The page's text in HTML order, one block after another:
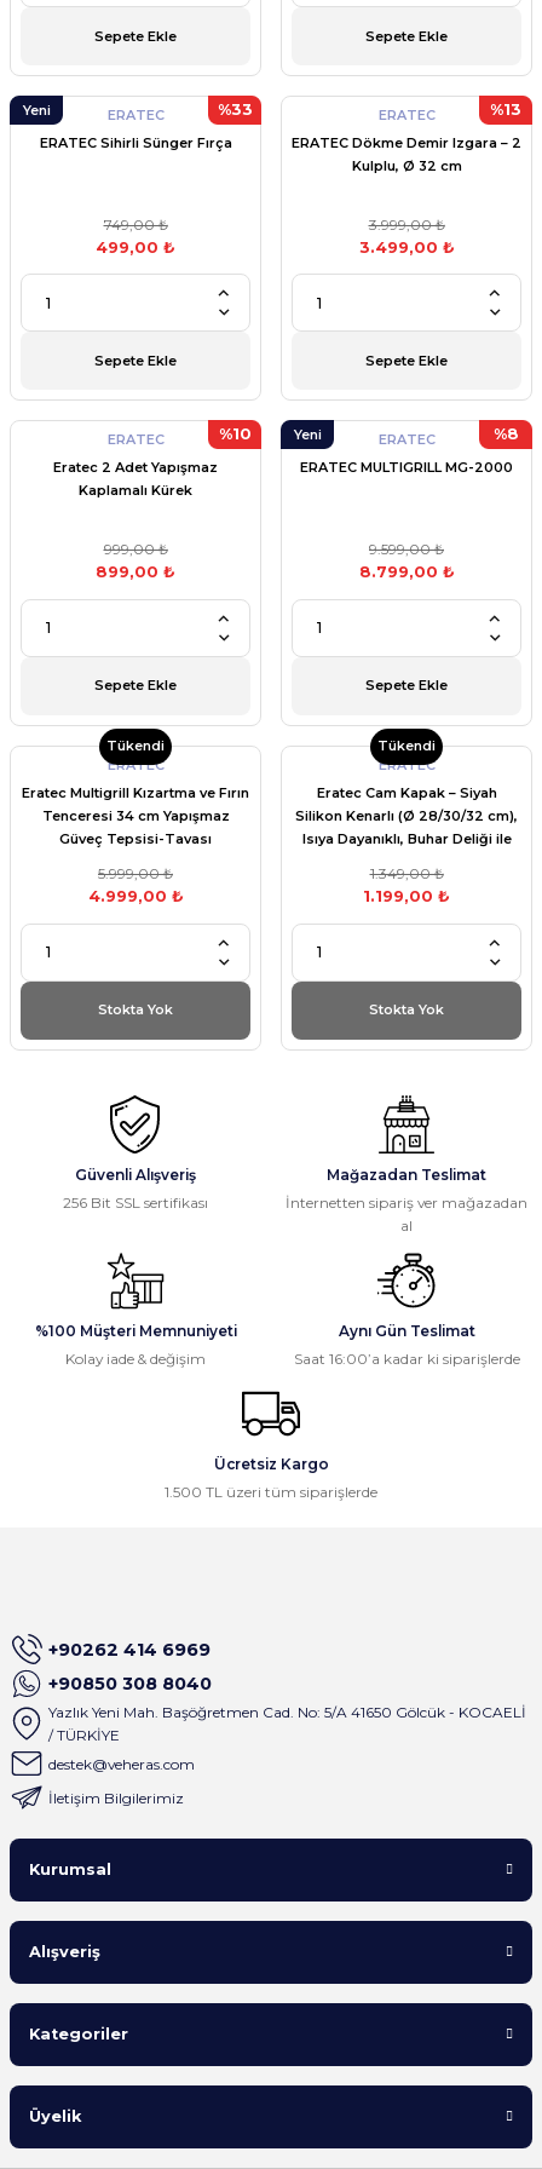
Sepete Ekle Sepete Ekle
Yeni %33
ERATEC
ERATEC Sihirli Sünger Fırça
749,00 ₺
499,00 ₺
Sepete Ekle
%13
ERATEC
ERATEC Dökme Demir Izgara – 2
Kulplu, Ø 32 cm
3.999,00 ₺
3.499,00 ₺
Sepete Ekle
%10
ERATEC
Eratec 2 Adet Yapışmaz
Kaplamalı Kürek
999,00 ₺
899,00 ₺
Sepete Ekle
Yeni %8
ERATEC
ERATEC MULTIGRILL MG-2000
9.599,00 ₺
8.799,00 ₺
Sepete Ekle
Tükendi
ERATEC
Eratec Multigrill Kızartma ve Fırın
Tenceresi 34 cm Yapışmaz
Güveç Tepsisi-Tavası
5.999,00 ₺
4.999,00 ₺
Stokta Yok
Tükendi
ERATEC
Eratec Cam Kapak – Siyah
Silikon Kenarlı (Ø 28/30/32 cm),
Isıya Dayanıklı, Buhar Deliği ile
1.349,00 ₺
1.199,00 ₺
Stokta Yok
Güvenli Alışveriş
256 Bit SSL sertifikası
Mağazadan Teslimat
İnternetten sipariş ver mağazadan
al
%100 Müşteri Memnuniyeti
Kolay iade & değişim
Aynı Gün Teslimat
Saat 16:00’a kadar ki siparişlerde
Ücretsiz Kargo
1.500 TL üzeri tüm siparişlerde
+90262 414 6969
+90850 308 8040
Yazlık Yeni Mah. Başöğretmen Cad. No: 5/A 41650 Gölcük - KOCAELİ
/ TÜRKİYE
destek@veheras.com
İletişim Bilgilerimiz
Kurumsal
Alışveriş
Kategoriler
Üyelik